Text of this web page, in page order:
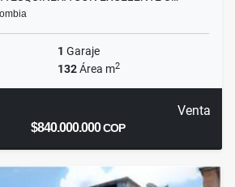
1 Garaje
132Área m2
Venta
$840.000.000COP